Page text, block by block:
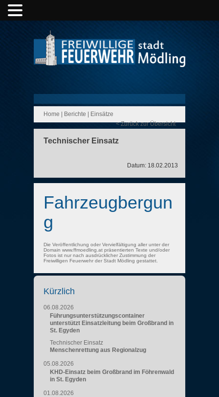
Home Berichte
Einsätze
< Zurück zur Übersicht
Technischer Einsatz
Datum: 18.02.2013
Fahrzeugbergun
g
Die Veröffentlichung oder Vervielfältigung aller unter der
Domain www.ffmoedling.at präsentierten Texte und/oder
Fotos ist nur nach ausdrücklicher Zustimmung der
Freiwilligen Feuerwehr der Stadt Mödling gestattet.
Kürzlich
06.08.2026
Führungsunterstützungscontainer
unterstützt Einsatzleitung beim Großbrand in
St. Egyden
Technischer Einsatz
Menschenrettung aus Regionalzug
05.08.2026
KHD-Einsatz beim Großbrand im Föhrenwald
in St. Egyden
01.08.2026